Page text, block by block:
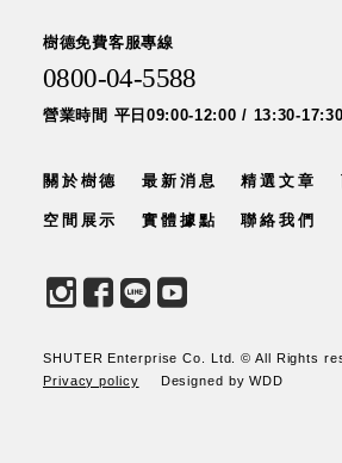
樹德免費客服專線
0800-04-5588
營業時間 平日09:00-12:00 / 13:30-17:30
關於樹德 最新消息 精選文章
空間展示 實體據點 聯絡我們
SHUTER Enterprise Co. Ltd. © All Rights
Privacy policy
Designed by WDD